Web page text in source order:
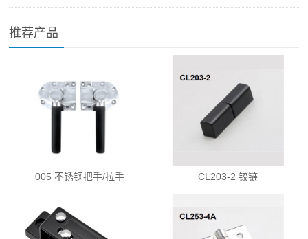
推荐产品
005 不锈钢把手/拉手 CL203-2 铰链